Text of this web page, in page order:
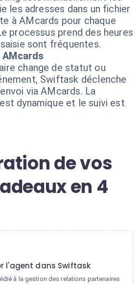
les adresses dans un fichier
à AMcards pour chaque
processus prend des heures
sont fréquentes.
change de statut ou
Swiftask déclenche
via AMcards. La
dynamique et le suivi est
de vos
en 4
l'agent dans Swiftask
à la gestion des relations partenaires